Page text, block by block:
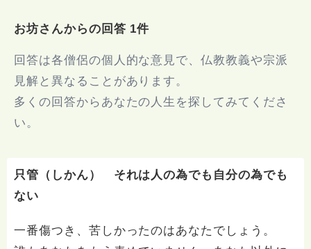
お坊さんからの回答 1件
回答は各僧侶の個人的な意見で、仏教教義や宗派
見解と異なることがあります。
多くの回答からあなたの人生を探してみてくださ
い。
只管（しかん） それは人の為でも自分の為でも
ない
一番傷つき、苦しかったのはあなたでしょう。